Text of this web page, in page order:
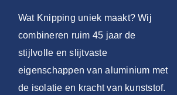
Wat Knipping uniek maakt? Wij
combineren ruim 45 jaar de
stijlvolle en slijtvaste
eigenschappen van aluminium met
de isolatie en kracht van kunststof.